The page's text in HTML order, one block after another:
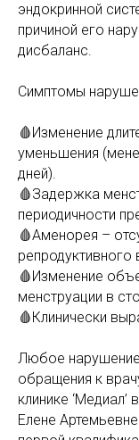
эндокринной
причиной его
дисбаланс.
Симптомы
🩸Изменение
уменьшения
дней).
🩸Задержка
периодичности
🩸Аменорея –
🩸Изменение
менструации в
🩸Клинически
Любое нарушение
обращения к
клинике
Елене